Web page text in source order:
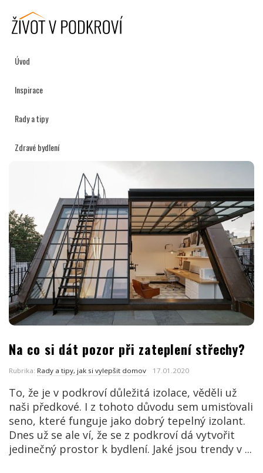
Úvod
Inspirace
Rady a tipy
Zdravé bydlení
Na co si dát pozor při zateplení střechy?
Rubrika: Rady a tipy, jak si vylepšit domov 17.01.2020
To, že je v podkroví důležitá izolace, věděli už
naši předkové. I z tohoto důvodu sem umisťovali
seno, které funguje jako dobrý tepelný izolant.
Dnes už se ale ví, že se z podkroví dá vytvořit
jedinečný prostor k bydlení. Jaké jsou trendy v ...